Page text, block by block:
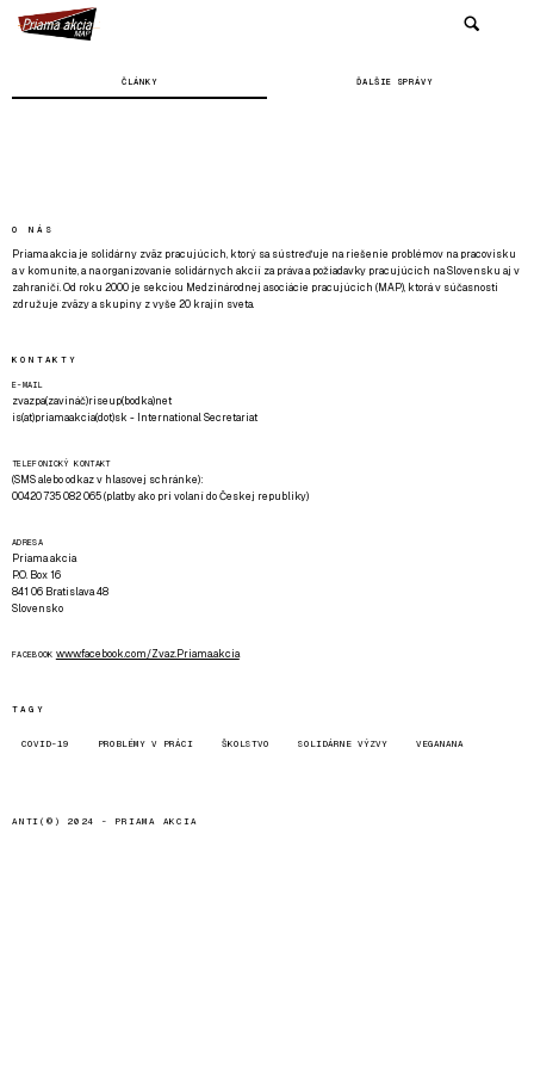
ČLÁNKY ĎALŠIE SPRÁVY
O NÁS
Priama akcia je solidárny zväz pracujúcich, ktorý sa sústreďuje na riešenie problémov na pracovisku
a v komunite, a na organizovanie solidárnych akcií za práva a požiadavky pracujúcich na Slovensku aj v
zahraničí. Od roku 2000 je sekciou Medzinárodnej asociácie pracujúcich (MAP), ktorá v súčasnosti
združuje zväzy a skupiny z vyše 20 krajín sveta.
KONTAKTY
E-MAIL
zvazpa(zavináč)riseup(bodka)net
is(at)priamaakcia(dot)sk - International Secretariat
TELEFONICKÝ KONTAKT
(SMS alebo odkaz v hlasovej schránke):
00420 735 082 065 (platby ako pri volaní do Českej republiky)
ADRESA
Priama akcia
P.O. Box 16
841 06 Bratislava 48
Slovensko
FACEBOOK www.facebook.com/Zvaz.Priama.akcia
TAGY
COVID-19 PROBLÉMY V PRÁCI ŠKOLSTVO SOLIDÁRNE VÝZVY VEGANANA
ANTI(©) 2024 - PRIAMA AKCIA